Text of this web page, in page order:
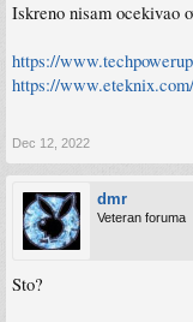
Iskreno nisam ocekivao
https://
https://
Dec 12, 2022
dmr
Veteran foruma
Sto?